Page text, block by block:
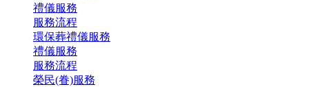
禮儀服務
服務流程
環保葬禮儀服務
禮儀服務
服務流程
榮民(眷)服務